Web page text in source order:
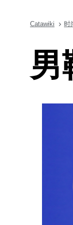
Catawiki 时
男